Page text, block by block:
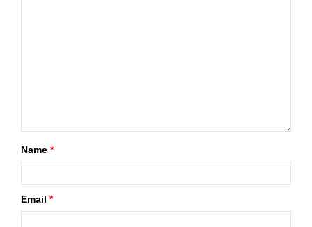
Name *
Email *